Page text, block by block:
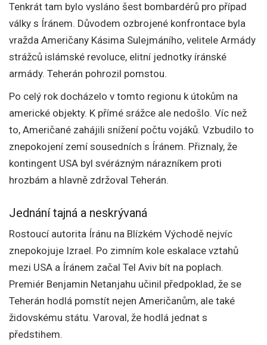
Tenkrát tam bylo vysláno šest bombardérů pro případ
války s Íránem. Důvodem ozbrojené konfrontace byla
vražda Američany Kásima Sulejmáního, velitele Armády
strážců islámské revoluce, elitní jednotky íránské
armády. Teherán pohrozil pomstou.
Po celý rok docházelo v tomto regionu k útokům na
americké objekty. K přímé srážce ale nedošlo. Víc než
to, Američané zahájili snížení počtu vojáků. Vzbudilo to
znepokojení zemí sousedních s Íránem. Přiznaly, že
kontingent USA byl svérázným nárazníkem proti
hrozbám a hlavně zdržoval Teherán.
Jednání tajná a neskrývaná
Rostoucí autorita Íránu na Blízkém Východě nejvíc
znepokojuje Izrael. Po zimním kole eskalace vztahů
mezi USA a Íránem začal Tel Aviv bít na poplach.
Premiér Benjamin Netanjahu učinil předpoklad, že se
Teherán hodlá pomstít nejen Američanům, ale také
židovskému státu. Varoval, že hodlá jednat s
předstihem.